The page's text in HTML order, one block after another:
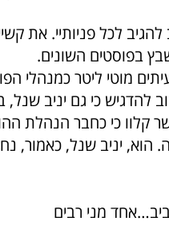
לכל פניותיי. את
בפוסטים השונים.
מוטי ליטר כמנהלי
להדגיש כי גם יניב שנל,
כי כחבר הנהלת
הוא, יניב שנל, כאמור,
מני רבים